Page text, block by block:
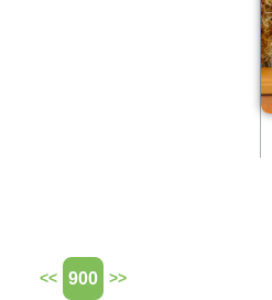
<< 900 >>